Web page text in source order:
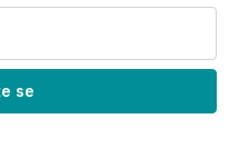
se